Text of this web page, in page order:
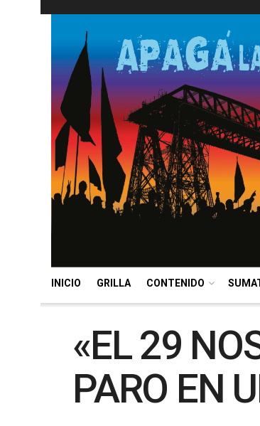
INICIO GRILLA CONTENIDO
«EL 29
PARO EN